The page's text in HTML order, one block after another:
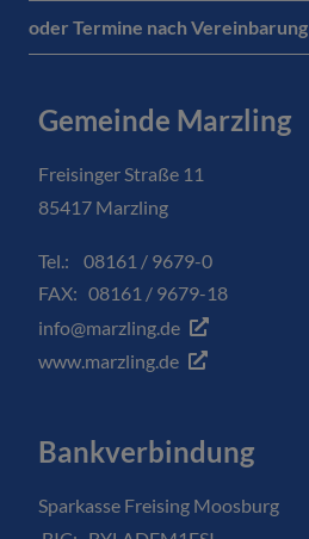
oder Termine nach Vereinbarung
Gemeinde Marzling
Freisinger Straße 11
85417 Marzling
Tel.: 08161 / 9679-0
FAX: 08161 / 9679-18
info@marzling.de
www.marzling.de
Bankverbindung
Sparkasse Freising Moosburg